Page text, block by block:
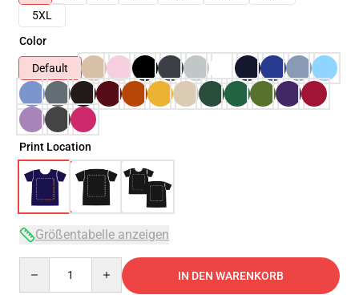
5XL
Color
Default
Print Location
Größentabelle anzeigen
IN DEN WARENKORB